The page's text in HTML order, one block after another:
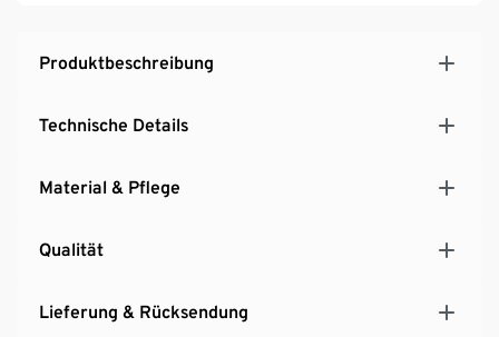
Produktbeschreibung
Technische Details
Material & Pflege
Qualität
Lieferung & Rücksendung